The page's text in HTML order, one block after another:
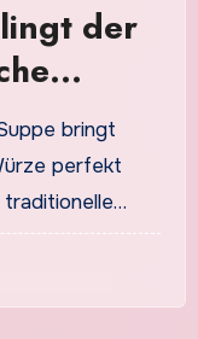
der
bringt
perfekt
traditionelle…